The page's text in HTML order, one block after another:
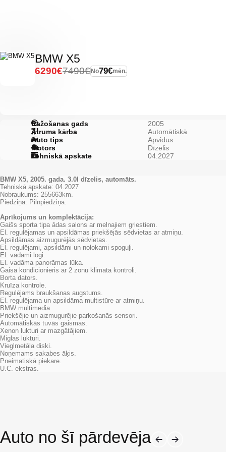
BMW X5
No79€mēn.
7490€
6290€
Ražošanas gads
2005
Ātruma kārba
Automātiskā
Auto tips
Apvidus
Motors
Dīzelis
Tehniskā apskate
04.2027
BMW X5, 2005. gada. 3.0l dīzelis, automāts.
Tehniskā apskate: 04.2027
Nobraukums: 255663km.
Piedziņa: Pilnpiedziņa.
Aprīkojums un komplektācija:
Gaišs sporta tipa ādas salons ar melnajiem griestiem.
El. regulējamas un apsildāmas priekšējās sēdvietas ar atmiņu.
Apsildāmas aizmugurējās sēdvietas.
El. regulējami, apsildāmi un nolokami spoguļi.
El. vadāmi logi.
El. vadāma panorāmas lūka.
Gaisa kondicionieris ar 2 zonu klimata kontroli.
Borta dators.
Kruīza kontrole.
Regulējams braukšanas augstums.
El. regulējama un apsildāma multistūre ar atmiņu.
BMW multimedia.
Priekšējie un aizmugurējie parkošanās sensori.
Automātiskās tuvās gaismas.
Xenon lukturi ar mazgātājiem.
Miglas lukturi.
Vieglmetāla diski.
Noņemams sakabes āķis.
Pneimatiskā piekare.
U.C. ekstras.
Auto no šī pārdevēja